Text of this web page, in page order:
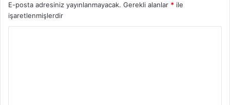
E-posta adresiniz yayınlanmayacak. Gerekli alanlar * ile
işaretlenmişlerdir